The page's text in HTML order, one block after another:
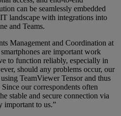
can be seamlessly embedded
landscape with integrations into
and Teams.
Management and Coordination at
are important work
to function reliably, especially in
should any problems occur, our
TeamViewer Tensor and thus
our correspondents often
stable and secure connection via
important to us.”